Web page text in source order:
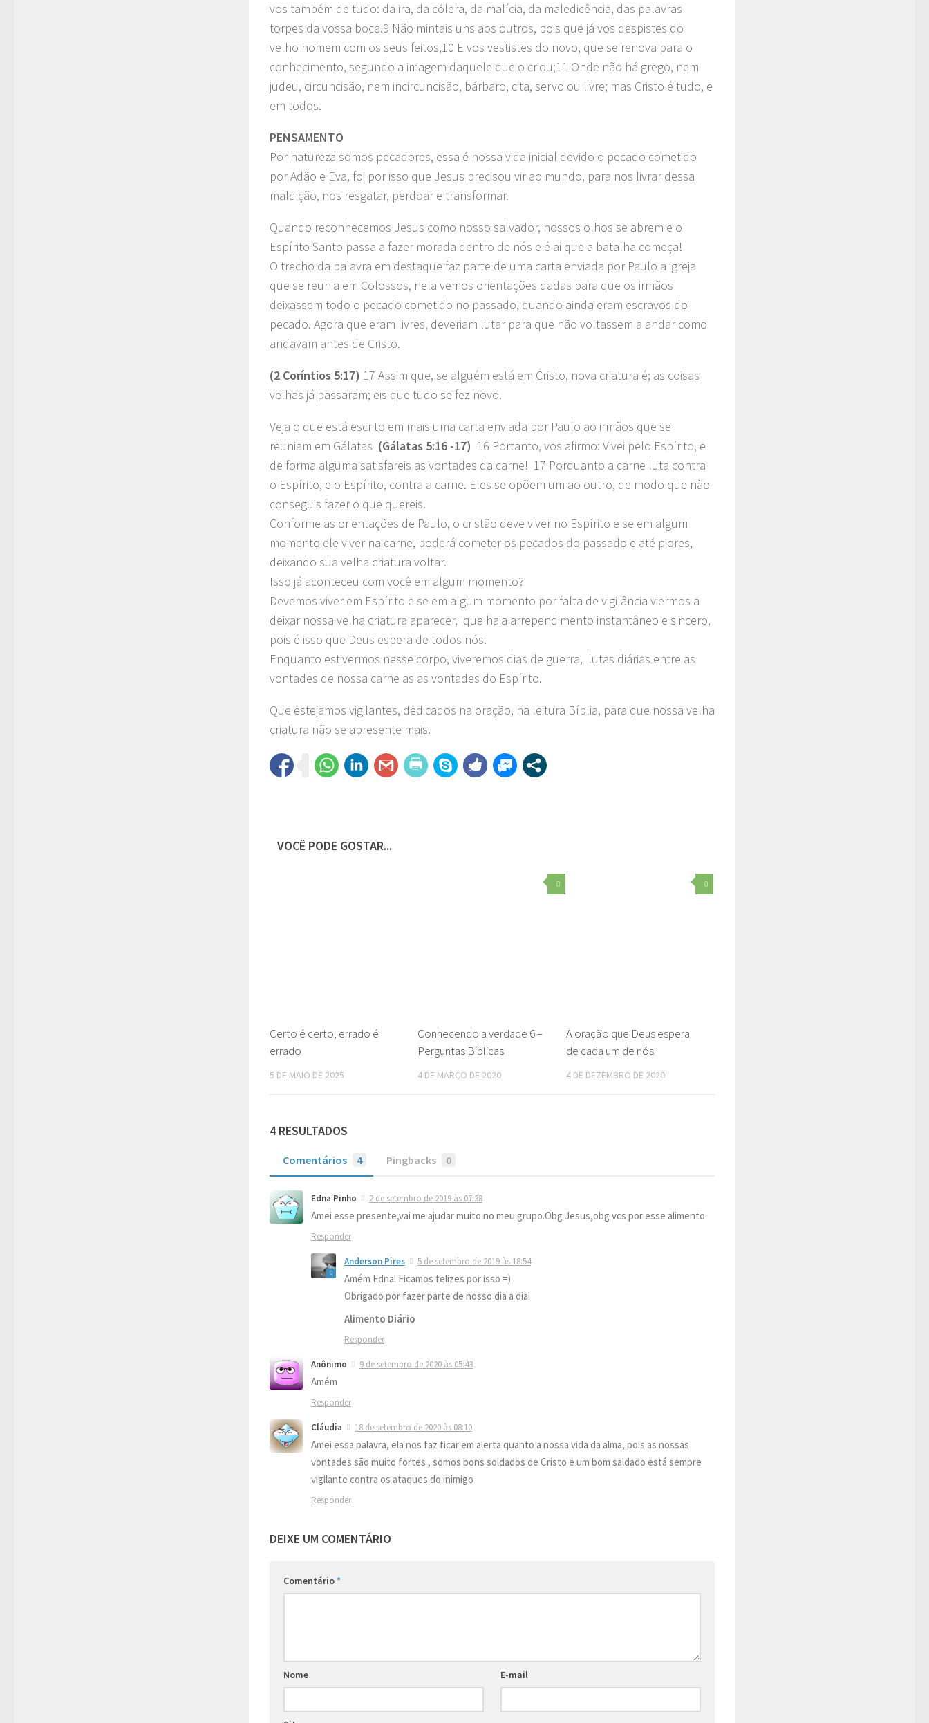
vos também de tudo: da ira, da cólera, da malícia, da maledicência, das palavras
torpes da vossa boca.9 Não mintais uns aos outros, pois que já vos despistes do
velho homem com os seus feitos,10 E vos vestistes do novo, que se renova para o
conhecimento, segundo a imagem daquele que o criou;11 Onde não há grego, nem
judeu, circuncisão, nem incircuncisão, bárbaro, cita, servo ou livre; mas Cristo é tudo, e
em todos.
PENSAMENTO
Por natureza somos pecadores, essa é nossa vida inicial devido o pecado cometido
por Adão e Eva, foi por isso que Jesus precisou vir ao mundo, para nos livrar dessa
maldição, nos resgatar, perdoar e transformar.
Quando reconhecemos Jesus como nosso salvador, nossos olhos se abrem e o
Espírito Santo passa a fazer morada dentro de nós e é ai que a batalha começa!
O trecho da palavra em destaque faz parte de uma carta enviada por Paulo a igreja
que se reunia em Colossos, nela vemos orientações dadas para que os irmãos
deixassem todo o pecado cometido no passado, quando ainda eram escravos do
pecado. Agora que eram livres, deveriam lutar para que não voltassem a andar como
andavam antes de Cristo.
(2 Coríntios 5:17) 17 Assim que, se alguém está em Cristo, nova criatura é; as coisas
velhas já passaram; eis que tudo se fez novo.
Veja o que está escrito em mais uma carta enviada por Paulo ao irmãos que se
reuniam em Gálatas (Gálatas 5:16 -17) 16 Portanto, vos afirmo: Vivei pelo Espírito, e
de forma alguma satisfareis as vontades da carne! 17 Porquanto a carne luta contra
o Espírito, e o Espírito, contra a carne. Eles se opõem um ao outro, de modo que não
conseguis fazer o que quereis.
Conforme as orientações de Paulo, o cristão deve viver no Espírito e se em algum
momento ele viver na carne, poderá cometer os pecados do passado e até piores,
deixando sua velha criatura voltar.
Isso já aconteceu com você em algum momento?
Devemos viver em Espírito e se em algum momento por falta de vigilância viermos a
deixar nossa velha criatura aparecer, que haja arrependimento instantâneo e sincero,
pois é isso que Deus espera de todos nós.
Enquanto estivermos nesse corpo, viveremos dias de guerra, lutas diárias entre as
vontades de nossa carne as as vontades do Espírito.
Que estejamos vigilantes, dedicados na oração, na leitura Bíblia, para que nossa velha
criatura não se apresente mais.
VOCÊ PODE GOSTAR...
Certo é certo, errado é
errado
5 DE MAIO DE 2025
0
Conhecendo a verdade 6 –
Perguntas Bíblicas
4 DE MARÇO DE 2020
0
A oração que Deus espera
de cada um de nós
4 DE DEZEMBRO DE 2020
4 RESULTADOS
Comentários 4 Pingbacks 0
Edna Pinho 2 de setembro de 2019 às 07:38
Amei esse presente,vai me ajudar muito no meu grupo.Obg Jesus,obg vcs por esse alimento.
Responder
Anderson Pires 5 de setembro de 2019 às 18:54
Amém Edna! Ficamos felizes por isso =)
Obrigado por fazer parte de nosso dia a dia!
Alimento Diário
Responder
Anônimo 9 de setembro de 2020 às 05:43
Amém
Responder
Cláudia 18 de setembro de 2020 às 08:10
Amei essa palavra, ela nos faz ficar em alerta quanto a nossa vida da alma, pois as nossas
vontades são muito fortes , somos bons soldados de Cristo e um bom saldado está sempre
vigilante contra os ataques do inimigo
Responder
DEIXE UM COMENTÁRIO
Comentário*
Nome E-mail